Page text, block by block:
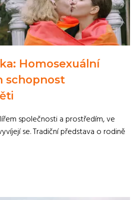
Homosexuální
schopnost
společnosti a prostředím, ve
se. Tradiční představa o rodině